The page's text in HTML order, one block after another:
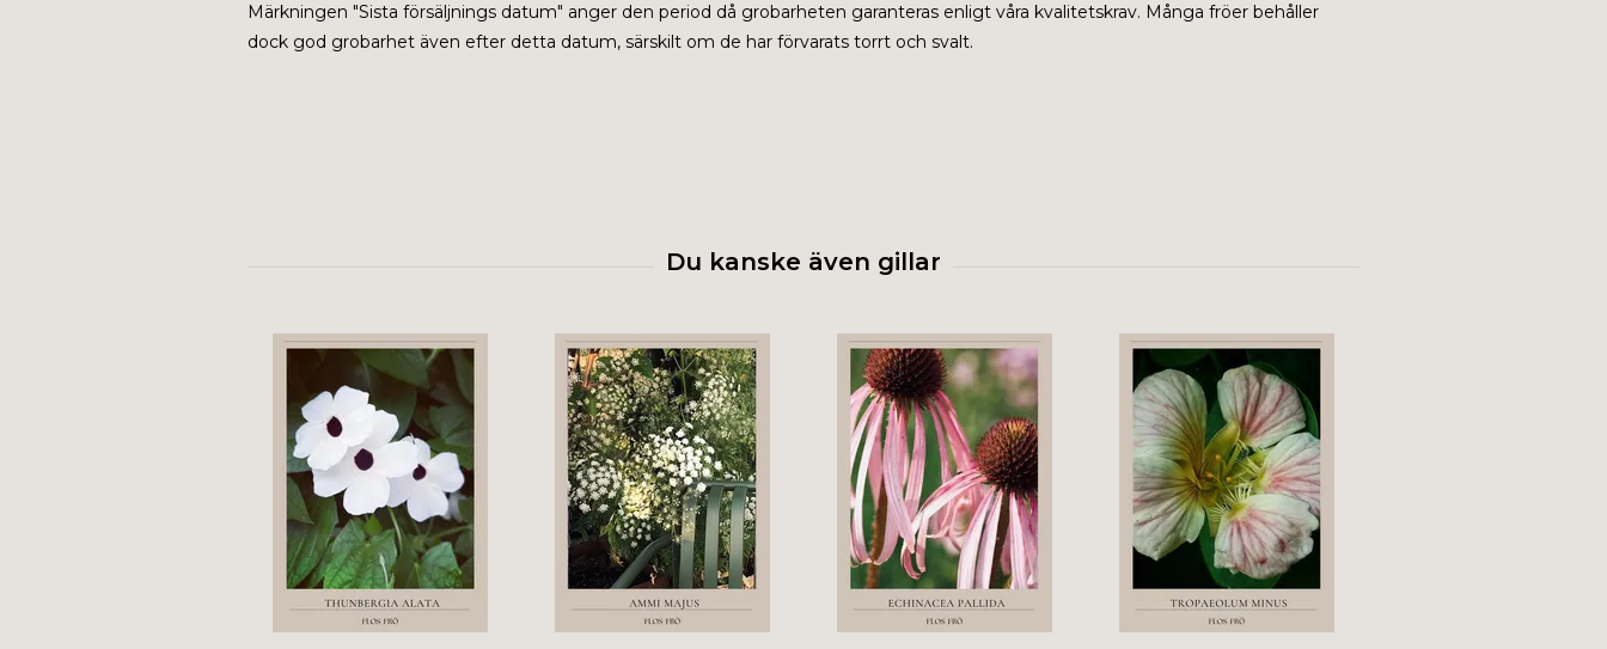
Märkningen "Sista försäljnings datum" anger den period då grobarheten garanteras enligt våra kvalitetskrav. Många fröer behåller
dock god grobarhet även efter detta datum, särskilt om de har förvarats torrt och svalt.